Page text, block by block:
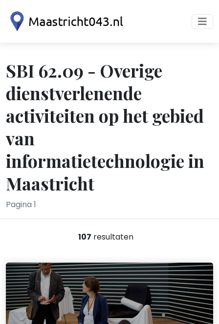
SBI 62.09 - Overige
dienstverlenende
activiteiten op het gebied
van
informatietechnologie in
Maastricht
Pagina 1
107 resultaten